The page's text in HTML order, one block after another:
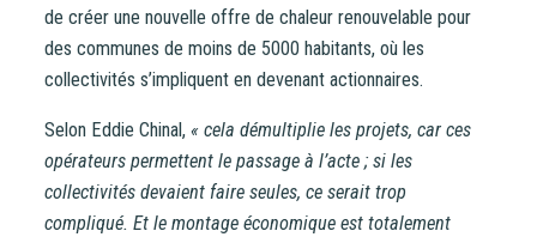
de créer une nouvelle offre de chaleur renouvelable pour
des communes de moins de 5000 habitants, où les
collectivités s’impliquent en devenant actionnaires.
Selon Eddie Chinal, « cela démultiplie les projets, car ces
opérateurs permettent le passage à l’acte ; si les
collectivités devaient faire seules, ce serait trop
compliqué. Et le montage économique est totalement